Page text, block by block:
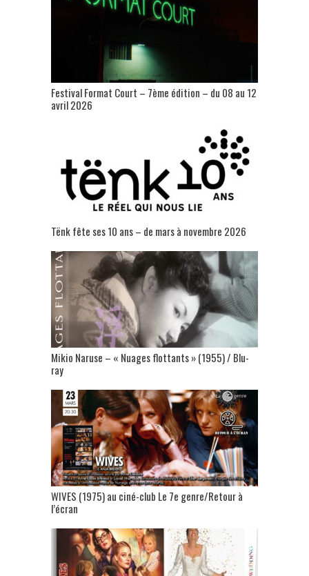
Festival Format Court – 7ème édition – du 08 au 12
avril 2026
Tënk fête ses 10 ans – de mars à novembre 2026
Mikio Naruse – « Nuages flottants » (1955) / Blu-
ray
WIVES (1975) au ciné-club Le 7e genre/Retour à
l’écran